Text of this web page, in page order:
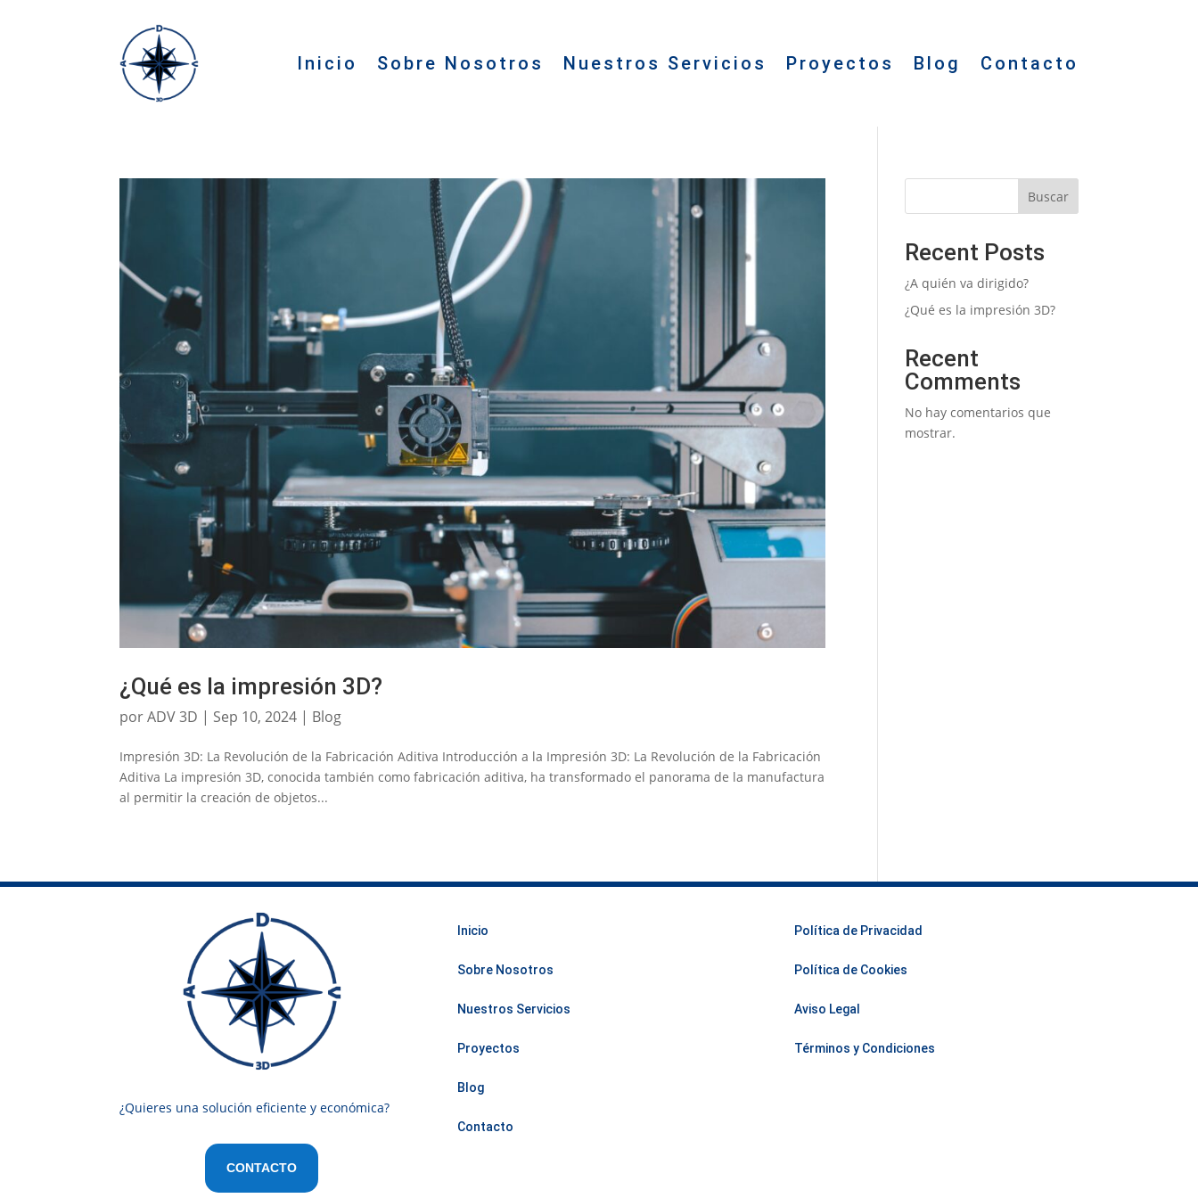
Inicio Sobre Nosotros Nuestros Servicios Proyectos Blog Contacto
¿Qué es la impresión 3D?
porADV 3D | Sep 10, 2024 | Blog
Impresión 3D: La Revolución de la Fabricación Aditiva Introducción a la Impresión 3D: La Revolución de la Fabricación
Aditiva La impresión 3D, conocida también como fabricación aditiva, ha transformado el panorama de la manufactura
al permitir la creación de objetos...
Buscar
Recent Posts
¿A quién va dirigido?
¿Qué es la impresión 3D?
Recent
Comments
No hay comentarios que
mostrar.
¿Quieres una solución eficiente y económica?
CONTACTO
Inicio
Sobre Nosotros
Nuestros Servicios
Proyectos
Blog
Contacto
Política de Privacidad
Política de Cookies
Aviso Legal
Términos y Condiciones